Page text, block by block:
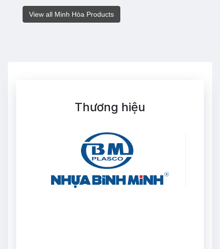
View all Minh Hòa Products
Thương hiệu